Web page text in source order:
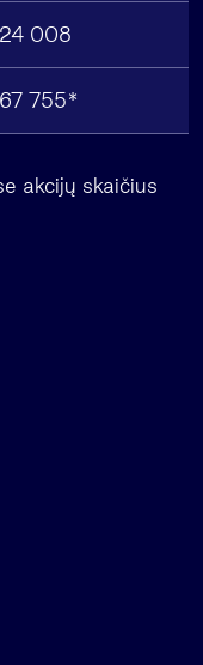
24 008
67 755*
akcijų skaičius